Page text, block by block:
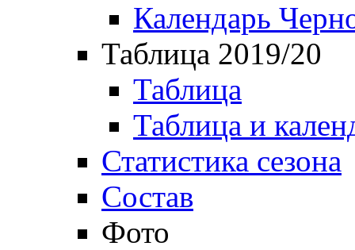
Календарь
Таблица 2019/20
Таблица
Таблица и
Статистика сезона
Состав
Фото